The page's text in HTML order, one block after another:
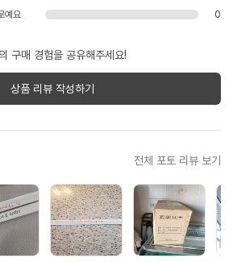
예요
0
구매 경험을 공유해주세요!
상품 리뷰 작성하기
전체 포토 리뷰 보기